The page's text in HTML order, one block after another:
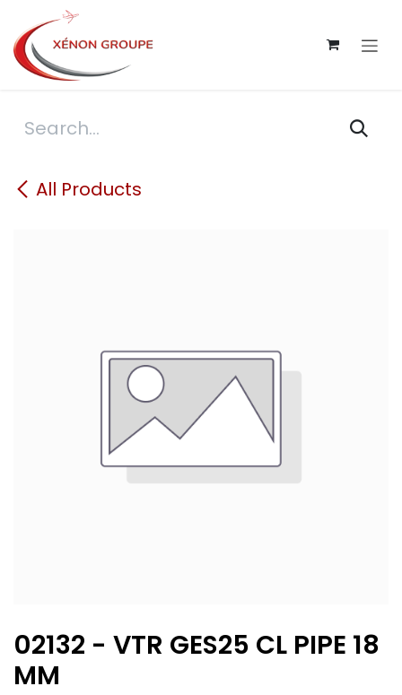
Skip to Content
All Products
02132 - VTR GES25 CL PIPE 18
MM